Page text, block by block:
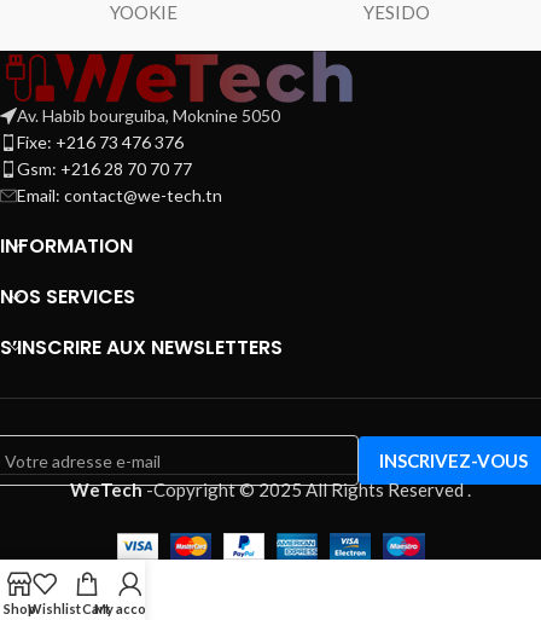
YOOKIE YESIDO
Av. Habib bourguiba, Moknine 5050
Fixe: +216 73 476 376
Gsm: +216 28 70 70 77
Email: contact@we-tech.tn
INFORMATION
NOS SERVICES
S’INSCRIRE AUX NEWSLETTERS
WeTech-Copyright © 2025 All Rights Reserved.
ShopWishlistCartMy account